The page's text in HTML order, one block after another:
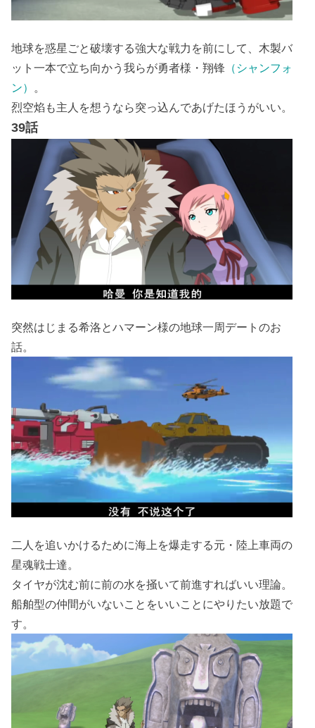
地球を惑星ごと破壊する強大な戦力を前にして、木製バ
ット一本で立ち向かう我らが勇者様・翔锋 （シャンフォ
ン） 。
烈空焰も主人を想うなら突っ込んであげたほうがいい。
39話
突然はじまる希洛とハマーン様の地球一周デートのお
話。
二人を追いかけるために海上を爆走する元・陸上車両の
星魂戦士達。
タイヤが沈む前に前の水を掻いて前進すればいい理論。
船舶型の仲間がいないことをいいことにやりたい放題で
す。